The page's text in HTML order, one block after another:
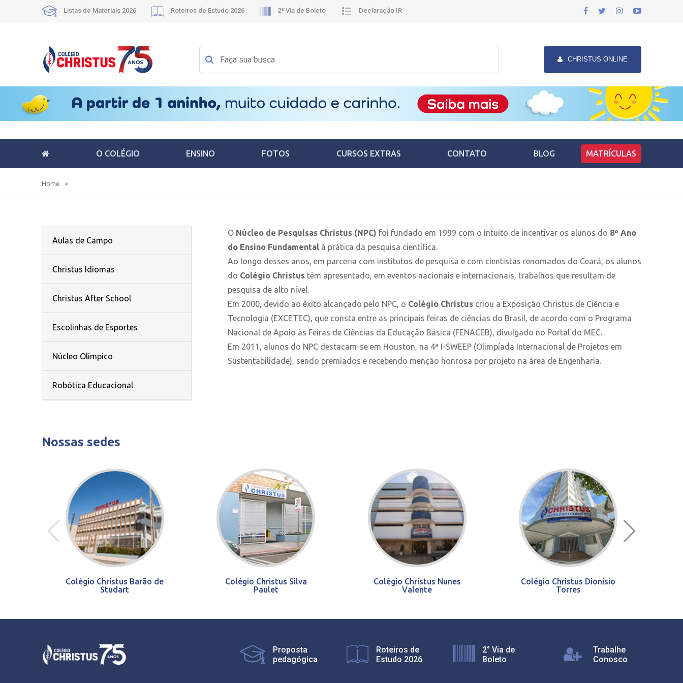
Listas de Materiais 2026 Roteiros de Estudo 2026 2ª Via de Boleto Declaração IR
CHRISTUS ONLINE
O COLÉGIO ENSINO FOTOS CURSOS EXTRAS CONTATO BLOG MATRÍCULAS
Home >
Aulas de Campo
Christus Idiomas
Christus After School
Escolinhas de Esportes
Núcleo Olímpico
Robótica Educacional
O Núcleo de Pesquisas Christus (NPC) foi fundado em 1999 com o intuito de incentivar os alunos do 8º Ano
do Ensino Fundamentalà prática da pesquisa científica.
Ao longo desses anos, em parceria com institutos de pesquisa e com cientistas renomados do Ceará, os alunos
do Colégio Christustêm apresentado, em eventos nacionais e internacionais, trabalhos que resultam de
pesquisa de alto nível.
Em 2000, devido ao êxito alcançado pelo NPC, o Colégio Christuscriou a Exposição Christus de Ciência e
Tecnologia (EXCETEC), que consta entre as principais feiras de ciências do Brasil, de acordo com o Programa
Nacional de Apoio às Feiras de Ciências da Educação Básica (FENACEB), divulgado no Portal do MEC.
Em 2011, alunos do NPC destacam-se em Houston, na 4ª I-SWEEP (Olimpíada Internacional de Projetos em
Sustentabilidade), sendo premiados e recebendo menção honrosa por projeto na área de Engenharia.
Nossas sedes
Colégio Christus Barão de
Studart
Colégio Christus Silva
Paulet
Colégio Christus Nunes
Valente
Colégio Christus Dionísio
Torres
Proposta
pedagógica
Roteiros de
Estudo 2026
2° Via de
Boleto
Trabalhe
Conosco